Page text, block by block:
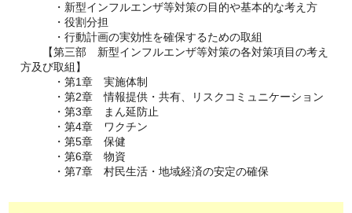
・新型インフルエンザ等対策の目的や基本的な考え方
・役割分担
・行動計画の実効性を確保するための取組
【第三部 新型インフルエンザ等対策の各対策項目の考え
方及び取組】
・第1章 実施体制
・第2章 情報提供・共有、リスクコミュニケーション
・第3章 まん延防止
・第4章 ワクチン
・第5章 保健
・第6章 物資
・第7章 村民生活・地域経済の安定の確保